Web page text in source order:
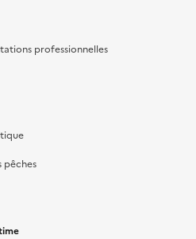
professionnelles
pêches